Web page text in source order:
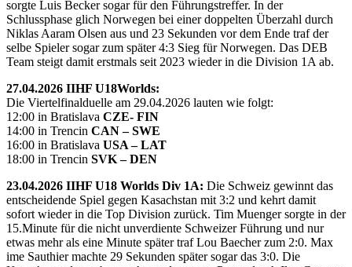
sorgte Luis Becker sogar für den Führungstreffer. In der
Schlussphase glich Norwegen bei einer doppelten Überzahl durch
Niklas Aaram Olsen aus und 23 Sekunden vor dem Ende traf der
selbe Spieler sogar zum später 4:3 Sieg für Norwegen. Das DEB
Team steigt damit erstmals seit 2023 wieder in die Division 1A ab.
27.04.2026 IIHF U18Worlds:
Die Viertelfinalduelle am 29.04.2026 lauten wie folgt:
12:00 in Bratislava CZE- FIN
14:00 in Trencin CAN – SWE
16:00 in Bratislava USA – LAT
18:00 in Trencin SVK – DEN
23.04.2026 IIHF U18 Worlds Div 1A: Die Schweiz gewinnt das
entscheidende Spiel gegen Kasachstan mit 3:2 und kehrt damit
sofort wieder in die Top Division zurück. Tim Muenger sorgte in der
15.Minute für die nicht unverdiente Schweizer Führung und nur
etwas mehr als eine Minute später traf Lou Baecher zum 2:0. Max
ime Sauthier machte 29 Sekunden später sogar das 3:0. Die